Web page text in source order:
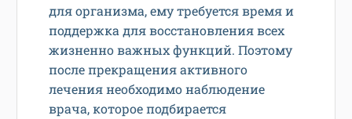
для организма, ему требуется время и
поддержка для восстановления всех
жизненно важных функций. Поэтому
после прекращения активного
лечения необходимо наблюдение
врача, которое подбирается